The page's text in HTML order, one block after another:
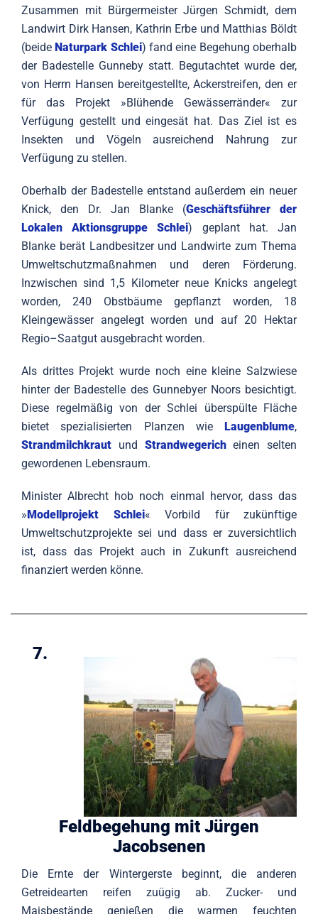
Zusammen mit Bürgermeister Jürgen Schmidt, dem
Landwirt Dirk Hansen, Kathrin Erbe und Matthias Böldt
(beideNaturpark Schlei) fand eine Begehung oberhalb
der Badestelle Gunneby statt. Begutachtet wurde der,
von Herrn Hansen bereitgestellte, Ackerstreifen, den er
für das Projekt »Blühende Gewässerränder« zur
Verfügung gestellt und eingesät hat. Das Ziel ist es
Insekten und Vögeln ausreichend Nahrung zur
Verfügung zu stellen.
Oberhalb der Badestelle entstand außerdem ein neuer
Knick, den Dr. Jan Blanke (Geschäftsführer der
Lokalen Aktionsgruppe Schlei) geplant hat. Jan
Blanke berät Landbesitzer und Landwirte zum Thema
Umweltschutzmaßnahmen und deren Förderung.
Inzwischen sind 1,5 Kilometer neue Knicks angelegt
worden, 240 Obstbäume gepflanzt worden, 18
Kleingewässer angelegt worden und auf 20 Hektar
Regio–Saatgut ausgebracht worden.
Als drittes Projekt wurde noch eine kleine Salzwiese
hinter der Badestelle des Gunnebyer Noors besichtigt.
Diese regelmäßig von der Schlei überspülte Fläche
bietet spezialisierten Planzen wie Laugenblume,
Strandmilchkraut und Strandwegericheinen selten
gewordenen Lebensraum.
Minister Albrecht hob noch einmal hervor, dass das
»Modellprojekt Schlei« Vorbild für zukünftige
Umweltschutzprojekte sei und dass er zuversichtlich
ist, dass das Projekt auch in Zukunft ausreichend
finanziert werden könne.
7.
Feldbegehung mit Jürgen
Jacobsenen
Die Ernte der Wintergerste beginnt, die anderen
Getreidearten reifen zuügig ab. Zucker- und
Maisbestände genießen die warmen feuchten